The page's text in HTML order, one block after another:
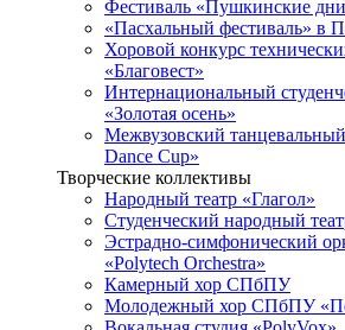
Фестиваль «Пушкинские
«Пасхальный фестиваль» в
Хоровой конкурс
«Благовест»
Интернациональный
«Золотая осень»
Межвузовский
Dance Cup»
Творческие коллективы
Народный театр «Глагол»
Студенческий народный
Эстрадно-симфонический
«Polytech Orchestra»
Камерный хор СПбПУ
Молодежный хор СПбПУ